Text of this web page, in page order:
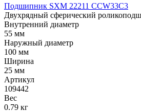
Подшипник SXM 22211 CCW33C3
Двухрядный сферический
Внутренний диаметр
55 мм
Наружный диаметр
100 мм
Ширина
25 мм
Артикул
109442
Вес
0.79 кг